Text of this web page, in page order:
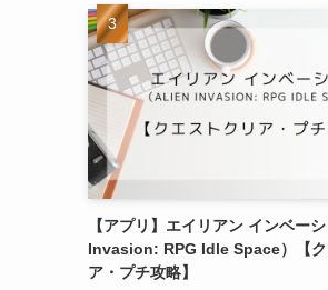
【アプリ】エイリアン インベー
Invasion: RPG Idle Space）【ク
ア・プチ攻略】